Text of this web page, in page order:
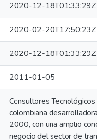
2020-12-18T01:33:29Z
2020-02-20T17:50:23Z
2020-12-18T01:33:29Z
2011-01-05
Consultores Tecnológicos
colombiana desarrolladora
2000, con una amplio
negocio del sector de